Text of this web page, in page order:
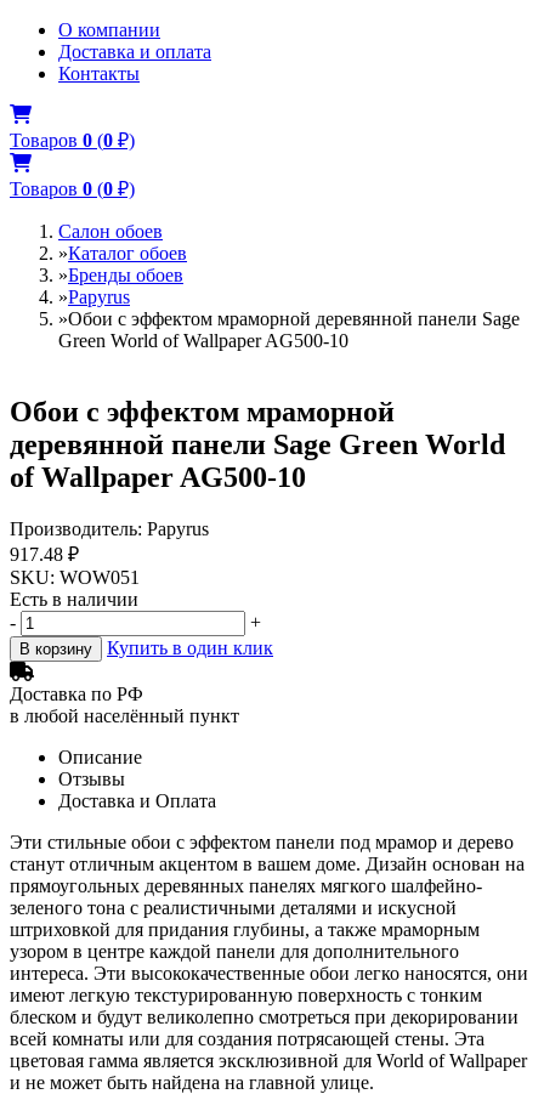
О компании
Доставка и оплата
Контакты
Товаров 0 (0 ₽)
Товаров 0 (0 ₽)
Салон обоев
»Каталог обоев
»Бренды обоев
»Papyrus
»Обои с эффектом мраморной деревянной панели Sage
Green World of Wallpaper AG500-10
Обои с эффектом мраморной
деревянной панели Sage Green World
of Wallpaper AG500-10
Производитель: Papyrus
917.48 ₽
SKU: WOW051
Есть в наличии
-
+
В корзину Купить в один клик
Доставка по РФ
в любой населённый пункт
Описание
Отзывы
Доставка и Оплата
Эти стильные обои с эффектом панели под мрамор и дерево
станут отличным акцентом в вашем доме. Дизайн основан на
прямоугольных деревянных панелях мягкого шалфейно-
зеленого тона с реалистичными деталями и искусной
штриховкой для придания глубины, а также мраморным
узором в центре каждой панели для дополнительного
интереса. Эти высококачественные обои легко наносятся, они
имеют легкую текстурированную поверхность с тонким
блеском и будут великолепно смотреться при декорировании
всей комнаты или для создания потрясающей стены. Эта
цветовая гамма является эксклюзивной для World of Wallpaper
и не может быть найдена на главной улице.